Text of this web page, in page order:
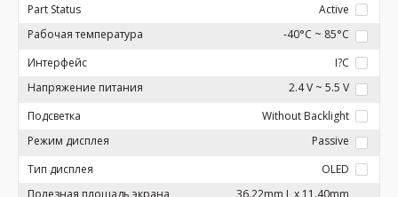
Part Status
Active
Рабочая температура
-40°C ~ 85°C
Интерфейс
I?C
Напряжение питания
2.4 V ~ 5.5 V
Подсветка
Without Backlight
Режим дисплея
Passive
Тип дисплея
OLED
Полезная площадь экрана
36.22mm L x 11.40mm